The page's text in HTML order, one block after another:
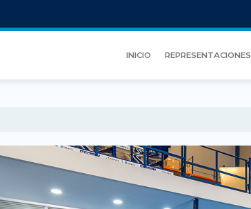
INICIO REPRESENTACIONES